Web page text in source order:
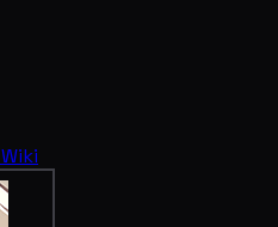
Wiki